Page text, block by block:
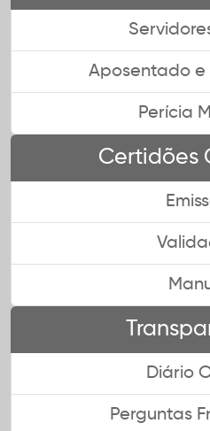
Aposentado e
Perícia
Certidões
Diário
Perguntas